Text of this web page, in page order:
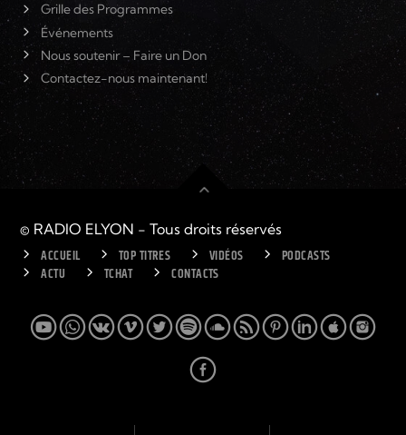
Grille des Programmes
Événements
Nous soutenir – Faire un Don
Contactez-nous maintenant!
© RADIO ELYON - Tous droits réservés
ACCUEIL TOP TITRES VIDÉOS
PODCASTS
ACTU
TCHAT CONTACTS